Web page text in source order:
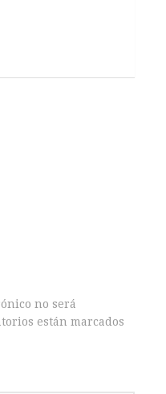
no será
están marcados